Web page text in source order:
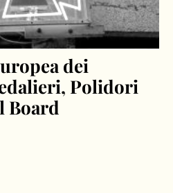
dei
Polidori
Board